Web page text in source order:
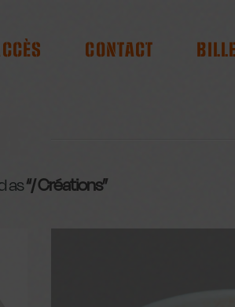
CONTACT
as“/ Créations”